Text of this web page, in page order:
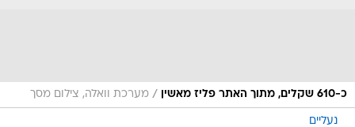
כ-610 שקלים, מתוך האתר פליז מאשין / מערכת וואלה, צילום מסך
נעליים